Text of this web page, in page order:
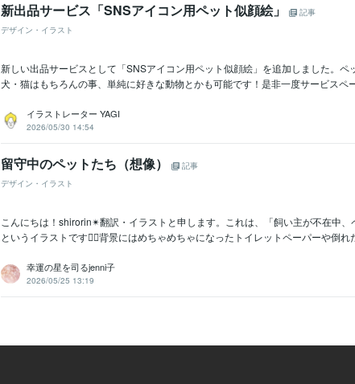
新出品サービス「SNSアイコン用ペット似顔絵」
記事
デザイン・イラスト
新しい出品サービスとして「SNSアイコン用ペット似顔絵」を追加しました。ペ
犬・猫はもちろんの事、単純に好きな動物とかも可能です！是非一度サービスペ
イラストレーター YAGI
2026/05/30 14:54
留守中のペットたち（想像）
記事
デザイン・イラスト
こんにちは！shirorin✴︎翻訳・イラストと申します。これは、「飼い主が不在中、
というイラストです💁‍♀️背景にはめちゃめちゃになったトイレットペーパーや倒れ
幸運の星を司るjenni子
2026/05/25 13:19